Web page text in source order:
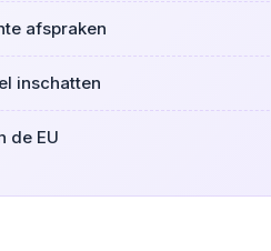
afspraken
inschatten
de EU